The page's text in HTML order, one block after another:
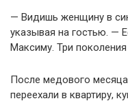
— Видишь женщину в
указывая на гостью. —
Максиму. Три
После медового
переехали в квартиру,